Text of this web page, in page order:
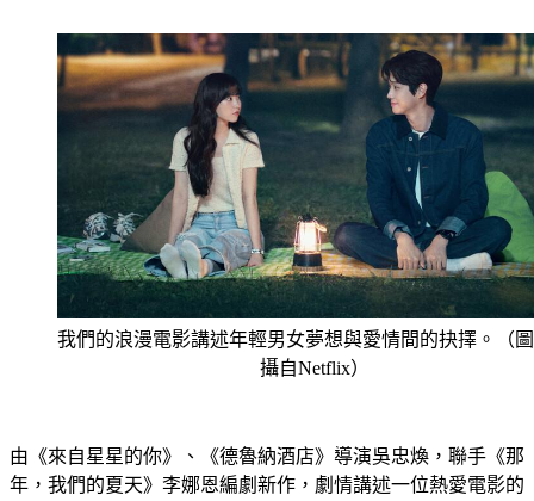
我們的浪漫電影講述年輕男女夢想與愛情間的抉擇。（
攝自Netflix）
由《來自星星的你》、《德魯納酒店》導演吳忠煥，聯手《那
年，我們的夏天》李娜恩編劇新作，劇情講述一位熱愛電影的